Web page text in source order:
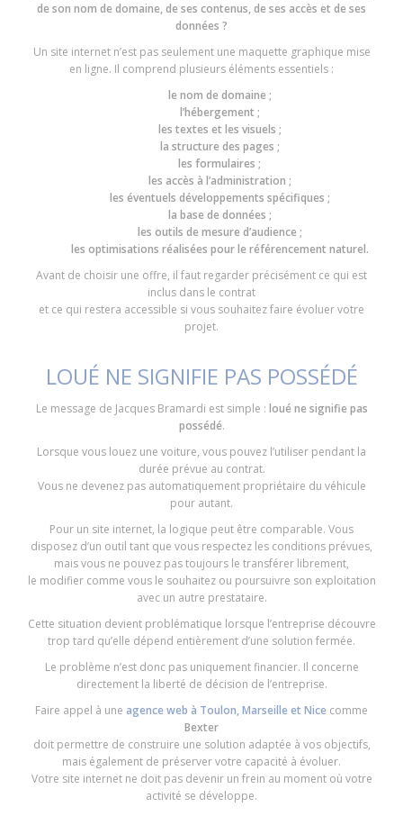
de son nom de domaine, de ses contenus, de ses accès et de ses
données ?
Un site internet n’est pas seulement une maquette graphique mise
en ligne. Il comprend plusieurs éléments essentiels :
le nom de domaine ;
l’hébergement ;
les textes et les visuels ;
la structure des pages ;
les formulaires ;
les accès à l’administration ;
les éventuels développements spécifiques ;
la base de données ;
les outils de mesure d’audience ;
les optimisations réalisées pour le référencement naturel.
Avant de choisir une offre, il faut regarder précisément ce qui est
inclus dans le contrat
et ce qui restera accessible si vous souhaitez faire évoluer votre
projet.
LOUÉ NE SIGNIFIE PAS POSSÉDÉ
Le message de Jacques Bramardi est simple : loué ne signifie pas
possédé.
Lorsque vous louez une voiture, vous pouvez l’utiliser pendant la
durée prévue au contrat.
Vous ne devenez pas automatiquement propriétaire du véhicule
pour autant.
Pour un site internet, la logique peut être comparable. Vous
disposez d’un outil tant que vous respectez les conditions prévues,
mais vous ne pouvez pas toujours le transférer librement,
le modifier comme vous le souhaitez ou poursuivre son exploitation
avec un autre prestataire.
Cette situation devient problématique lorsque l’entreprise découvre
trop tard qu’elle dépend entièrement d’une solution fermée.
Le problème n’est donc pas uniquement financier. Il concerne
directement la liberté de décision de l’entreprise.
Faire appel à une agence web à Toulon, Marseille et Nice comme
Bexter
doit permettre de construire une solution adaptée à vos objectifs,
mais également de préserver votre capacité à évoluer.
Votre site internet ne doit pas devenir un frein au moment où votre
activité se développe.